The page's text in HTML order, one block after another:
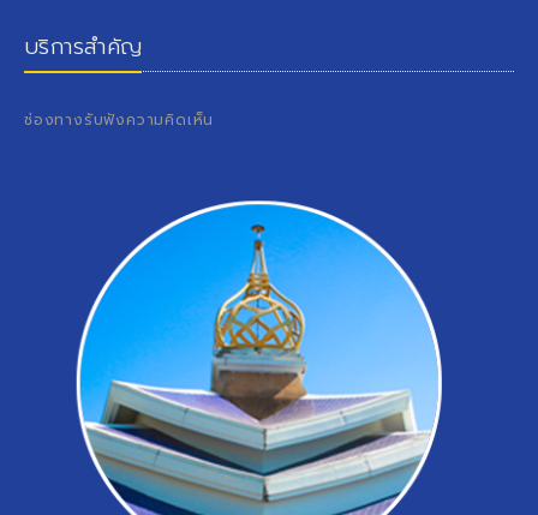
บริการสำคัญ
ช่องทางรับฟังความคิดเห็น